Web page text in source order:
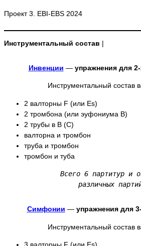
Проект 3. EBI-EBS 2024
Инструментальный состав |
Инвенции — упражнения для
Инструментальный состав
2 валторны F (или Es)
2 тромбона (или эуфониумa B)
2 трубы в B (C)
валторна и тромбон
труба и тромбон
тромбон и туба
Всего 6 партитур и
различных
Симфонии — упражнения для 3
Инструментальный состав
3 валторны F (или Es)